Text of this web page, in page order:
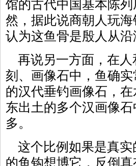
馆的古代中国基本陈
然，据此说商朝人玩
认为这鱼骨是殷人从
再说另一方面，在人
刻、画像石中，鱼确
的汉代垂钓画像石，
东出土的多个汉画像
多。
这个比例如果是真实
的鱼钩想博它，反倒真